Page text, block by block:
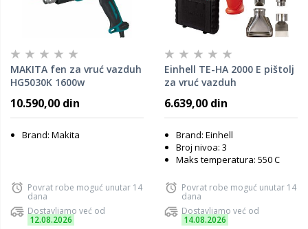
MAKITA fen za vruć vazduh
HG5030K 1600w
10.590,00 din
Brand: Makita
Povrat robe moguć unutar 14
dana
Dostavljamo već od
12.08.2026
Einhell TE-HA 2000 E pištolj
za vruć vazduh
6.639,00 din
Brand: Einhell
Broj nivoa: 3
Maks temperatura: 550 C
Povrat robe moguć unutar 14
dana
Dostavljamo već od
14.08.2026